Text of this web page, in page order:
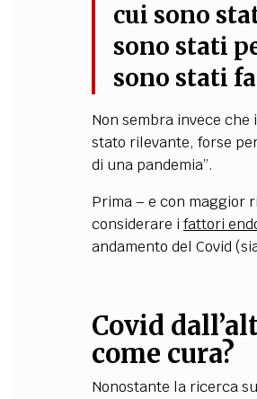
cui sono
sono stati
sono stati
Non sembra invece
stato rilevante, forse
di una pandemia”.
Prima – e con maggior
considerare i fattori
andamento del Covid
Covid
come cura?
Nonostante la ricerca